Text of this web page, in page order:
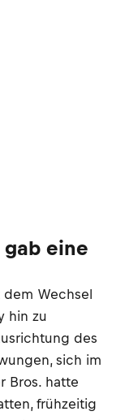
gab eine
Wechsel
hin zu
des
sich im
Bros. hatte
frühzeitig